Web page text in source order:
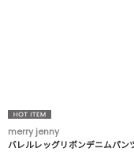
merry jenny
バレルレッグリボンデニムパン